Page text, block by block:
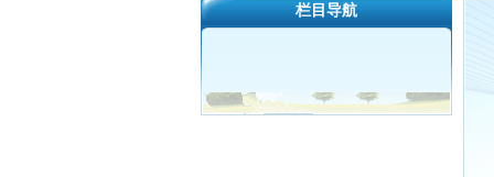
栏目导航